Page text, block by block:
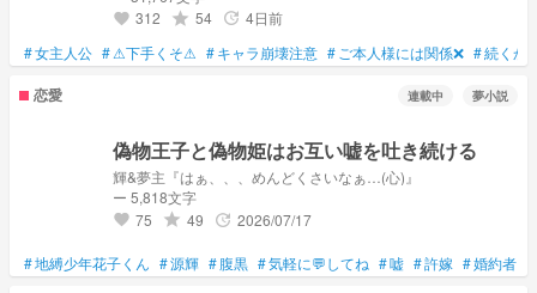
favorite 312 grade 54 update 4日前
#女主人公 #⚠下手くそ⚠ #キャラ崩壊注意 # ご本人様には関係❌ #続くか
恋愛 連載中 夢小説
偽物王子と偽物姫はお互い嘘を吐き続ける
輝&夢主『はぁ、、、めんどくさいなぁ…(心)』
ー 5,818文字
favorite 75 grade 49 update 2026/07/17
#地縛少年花子くん #源輝 #腹黒 #気軽に💬してね #嘘 #許嫁 #婚約者